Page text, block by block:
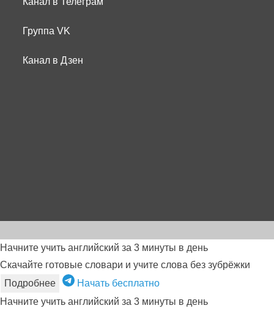
Группа VK
Канал в Дзен
Начните учить английский за 3 минуты в день
Скачайте готовые словари и учите слова без зубрёжки
Подробнее
Начать бесплатно
Начните учить английский за 3 минуты в день